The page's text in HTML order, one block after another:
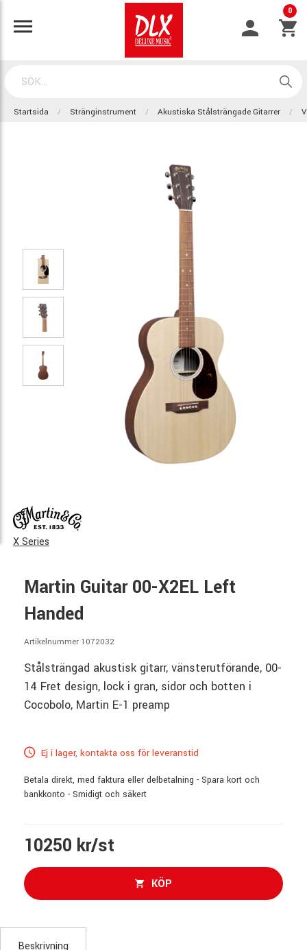
0
Startsida Stränginstrument Akustiska Stålsträngade Gitarrer
X Series
Martin Guitar 00-X2EL Left
Handed
Artikelnummer 1072032
Stålsträngad akustisk gitarr, vänsterutförande, 00-
14 Fret design, lock i gran, sidor och botten i
Cocobolo, Martin E-1 preamp
Ej i lager, kontakta oss för leveranstid
Betala direkt, med faktura eller delbetalning - Spara kort och
bankkonto - Smidigt och säkert
10250 kr/st
KÖP
Beskrivning